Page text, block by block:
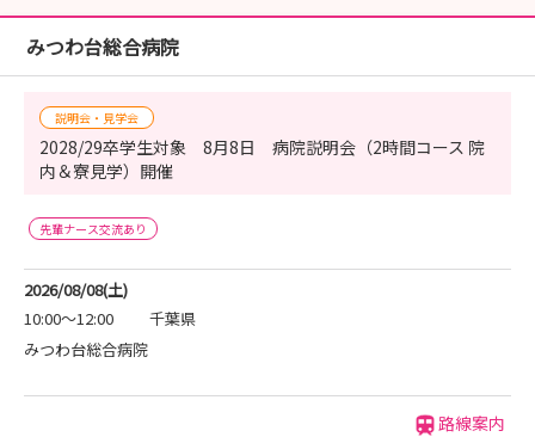
みつわ台総合病院
説明会・見学会
2028/29卒学生対象 8月8日 病院説明会（2時間コース 院
内＆寮見学）開催
先輩ナース交流あり
2026/08/08(土)
10:00～12:00
千葉県
みつわ台総合病院
路線案内